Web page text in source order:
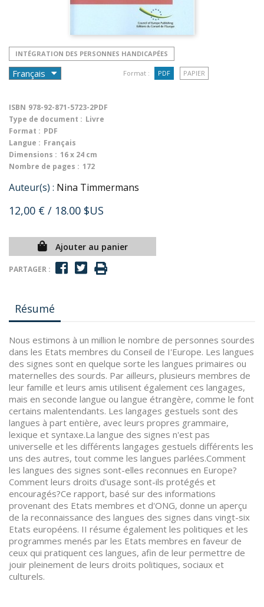
INTÉGRATION DES PERSONNES HANDICAPÉES
Format : PDF PAPIER
ISBN 978-92-871-5723-2PDF
Type de document : Livre
Format : PDF
Langue : Français
Dimensions : 16 x 24 cm
Nombre de pages : 172
Auteur(s) : Nina Timmermans
12,00 € / 18.00 $US
Ajouter au panier
PARTAGER :
Résumé
Nous estimons à un million le nombre de personnes sourdes
dans les Etats membres du Conseil de I'Europe. Les langues
des signes sont en quelque sorte les langues primaires ou
maternelles des sourds. Par ailleurs, plusieurs membres de
leur famille et leurs amis utilisent également ces langages,
mais en seconde langue ou langue étrangère, comme le font
certains malentendants. Les langages gestuels sont des
langues à part entière, avec leurs propres grammaire,
lexique et syntaxe.La langue des signes n'est pas
universelle et les différents langages gestuels différents les
uns des autres, tout comme les langues parlées.Comment
les langues des signes sont-elles reconnues en Europe?
Comment leurs droits d'usage sont-ils protégés et
encouragés?Ce rapport, basé sur des informations
provenant des Etats membres et d'ONG, donne un aperçu
de la reconnaissance des langues des signes dans vingt-six
Etats européens. II résume également les politiques et les
programmes menés par les Etats membres en faveur de
ceux qui pratiquent ces langues, afin de leur permettre de
jouir pleinement de leurs droits politiques, sociaux et
culturels.